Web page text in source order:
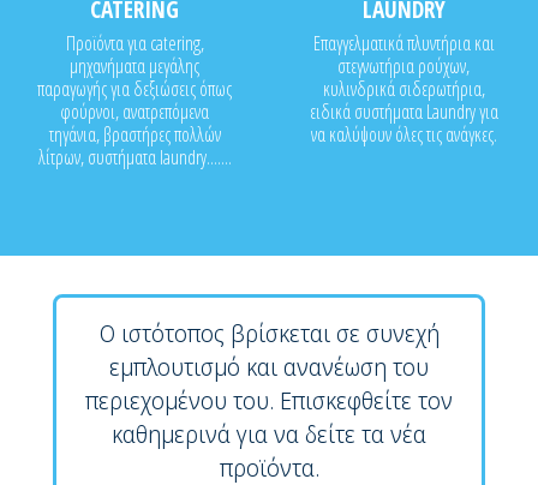
CATERING
Προϊόντα για catering,
μηχανήματα μεγάλης
παραγωγής για δεξιώσεις όπως
φούρνοι, ανατρεπόμενα
τηγάνια, βραστήρες πολλών
λίτρων, συστήματα laundry.......
LAUNDRY
Επαγγελματικά πλυντήρια και
στεγνωτήρια ρούχων,
κυλινδρικά σιδερωτήρια,
ειδικά συστήματα Laundry για
να καλύψουν όλες τις ανάγκες.
Ο ιστότοπος βρίσκεται σε συνεχή
εμπλουτισμό και ανανέωση του
περιεχομένου του. Επισκεφθείτε τον
καθημερινά για να δείτε τα νέα
προϊόντα.